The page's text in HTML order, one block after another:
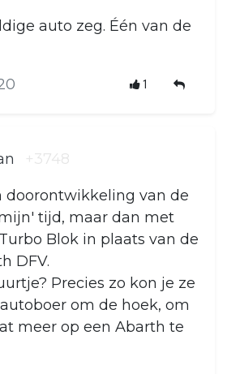
auto zeg. Één van de
1
+3748
doorontwikkeling van de
tijd, maar dan met
Blok in plaats van de
DFV.
Precies zo kon je ze
om de hoek, om
meer op een Abarth te